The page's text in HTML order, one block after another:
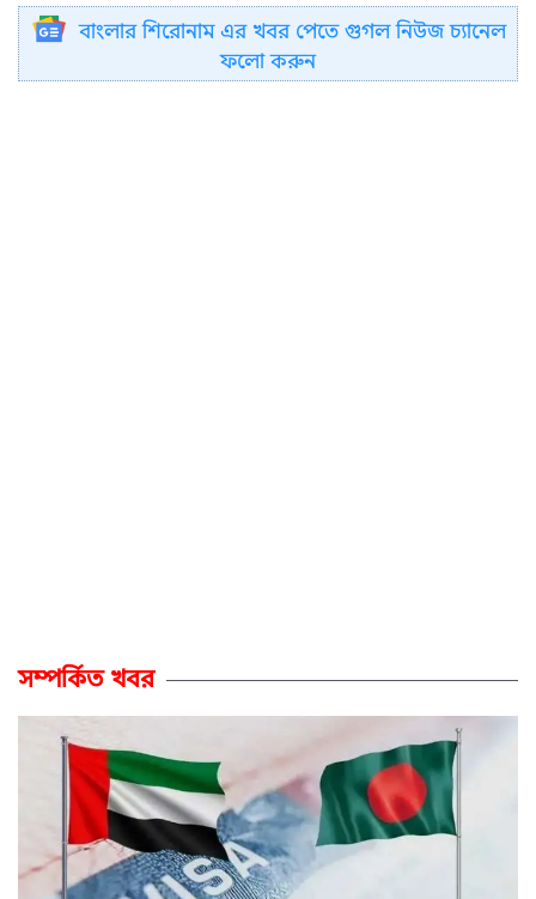
বাংলার শিরোনাম এর খবর পেতে গুগল নিউজ চ্যানেল
ফলো করুন
সম্পর্কিত খবর